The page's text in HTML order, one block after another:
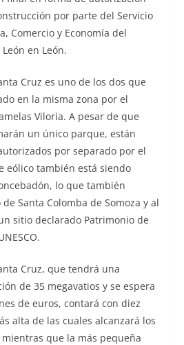
por parte del Servicio
Comercio y Economía del
en León.
Cruz es uno de los dos que
en la misma zona por el
Viloria. A pesar de que
un único parque, están
por separado por el
eólico también está siendo
lo que también
Santa Colomba de Somoza y al
sitio declarado Patrimonio de
Cruz, que tendrá una
de 35 megavatios y se espera
de euros, contará con diez
alta de las cuales alcanzará los
que la más pequeña